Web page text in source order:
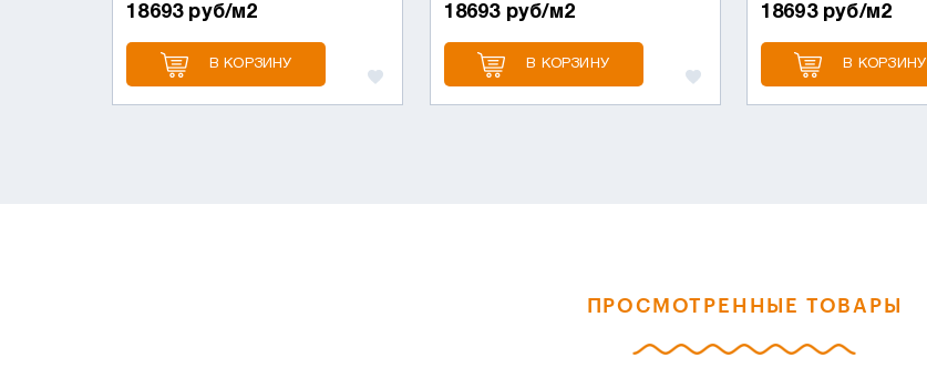
18693 руб/м2
В КОРЗИНУ
18693 руб/м2
В КОРЗИНУ
18693 руб/м2
В КОРЗИНУ
ПРОСМОТРЕННЫЕ ТОВАРЫ